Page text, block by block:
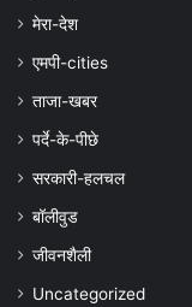
मेरा-देश
एमपी-cities
ताजा-खबर
पर्दे-के-पीछे
सरकारी-हलचल
बॉलीवुड
जीवनशैली
Uncategorized